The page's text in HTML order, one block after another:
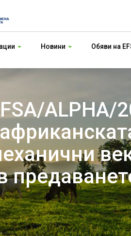
Новини Обяви на